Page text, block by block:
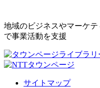
地域のビジネスやマーケ
で事業活動を支援
サイトマップ